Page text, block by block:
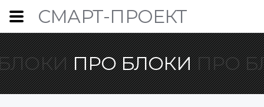
СМАРТ-ПРОЕКТ
ПРО БЛОКИ ПРО